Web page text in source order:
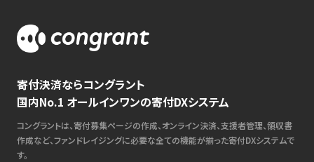
寄付決済ならコングラント
国内No.1 オールインワンの寄付DXシステム
コングラントは、寄付募集ページの作成、オンライン決済、支援者管理、領収書
作成など、ファンドレイジングに必要な全ての機能が揃った寄付DXシステムで
す。